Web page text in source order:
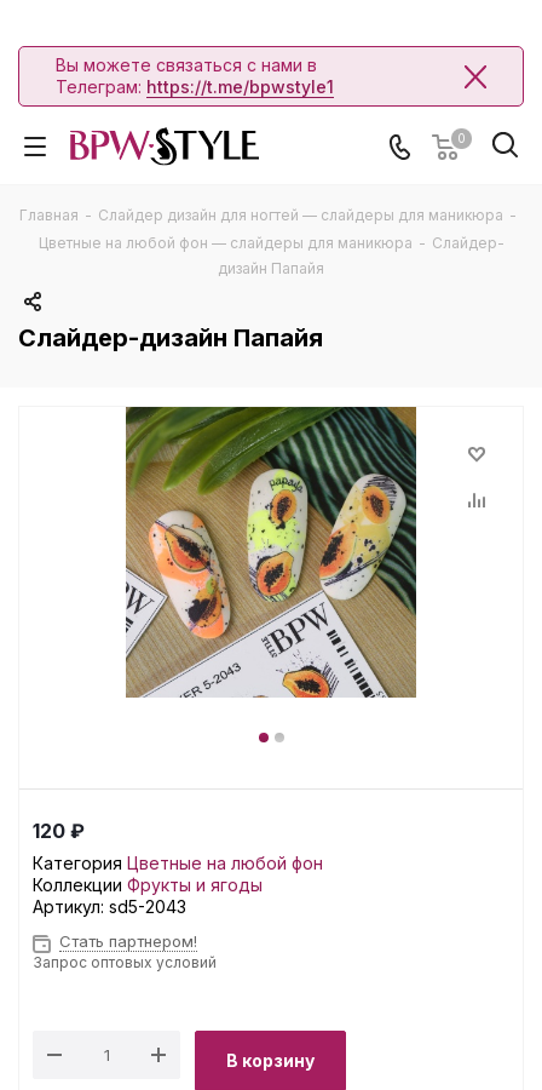
Вы можете связаться с нами в
Телеграм: https://t.me/bpwstyle1
0
Главная - Слайдер дизайн для ногтей — слайдеры для маникюра -
Цветные на любой фон — слайдеры для маникюра - Слайдер-
дизайн Папайя
Слайдер-дизайн Папайя
120 ₽
Категория Цветные на любой фон
Коллекции Фрукты и ягоды
Артикул: sd5-2043
Стать партнером!
Запрос оптовых условий
В корзину